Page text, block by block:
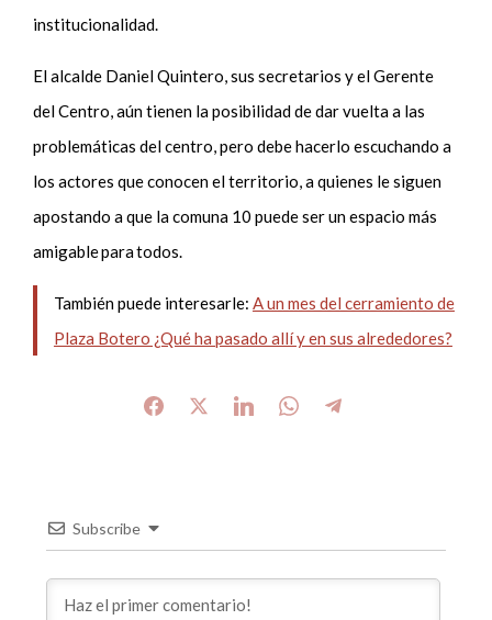
institucionalidad.
El alcalde Daniel Quintero, sus secretarios y el Gerente
del Centro, aún tienen la posibilidad de dar vuelta a las
problemáticas del centro, pero debe hacerlo escuchando a
los actores que conocen el territorio, a quienes le siguen
apostando a que la comuna 10 puede ser un espacio más
amigable para todos.
También puede interesarle: A un mes del cerramiento de
Plaza Botero ¿Qué ha pasado allí y en sus alrededores?
Subscribe